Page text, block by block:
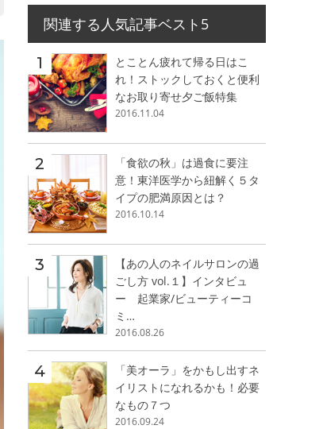
関連する人気記事ベスト5
とことん疲れて帰る日はこ
れ！ストックしておくと便利
なお取り寄せ夕ご飯特集
2016.11.04
「食欲の秋」は過食に要注
意！東洋医学から紐解く５タ
イプの肥満原因とは？
2016.10.14
【あの人のネイルサロンの過
ごし方 vol.１】インタビュ
ー 起業家/ビューティーコ
ミ…
2016.08.26
「美オーラ」をかもし出すネ
イリストになれるかも！必要
なもの７つ
2016.09.24